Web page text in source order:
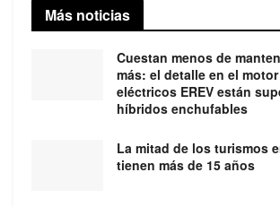
Más noticias
Cuestan menos de
más: el detalle en el
eléctricos EREV están
híbridos enchufables
La mitad de los turismos
tienen más de 15 años